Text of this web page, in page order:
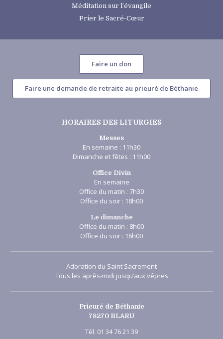
Méditation sur l’évangile
Prier le Sacré-Cœur
Faire un don
Faire une demande de retraite au prieuré de Béthanie
HORAIRES DES LITURGIES
Messes
En semaine : 11h30
Dimanche et fêtes : 11h00
Office Divin
En semaine
Office du matin : 7h30
Office du soir : 18h00
Le dimanche
Office du matin : 8h00
Office du soir : 16h00
Adoration du Saint Sacrement
Tous les après-midi jusqu’aux vêpres
Prieuré de Béthanie
78270 BLARU
Tél. 01 34 76 21 39